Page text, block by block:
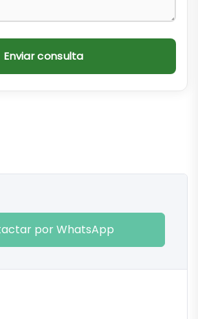
Enviar consulta
por WhatsApp